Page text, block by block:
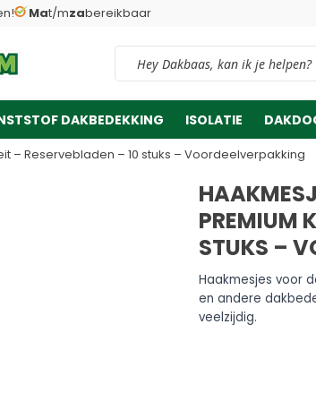
Mat/mzabereikbaar
Vind snel jouw product
DAKBEDEKKING ISOLATIE
– Reservebladen – 10 stuks – Voordeelverpakking
PREMIUM
STUKS –
Haakmesjes voor
en andere
veelzijdig.